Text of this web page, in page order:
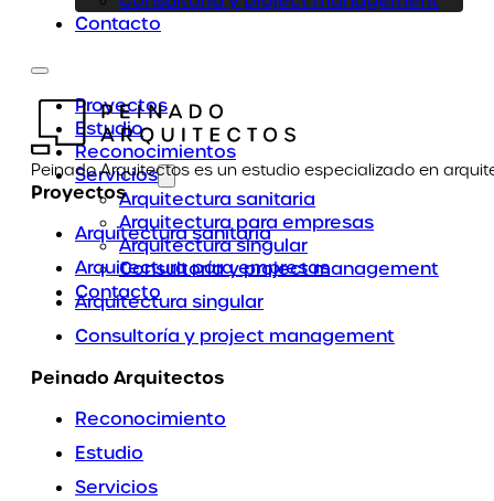
Contacto
Proyectos
Estudio
Reconocimientos
Servicios
Arquitectura sanitaria
Arquitectura para empresas
Arquitectura singular
Consultoría y project management
Contacto
Peinado Arquitectos es un estudio especializado en
Proyectos
Arquitectura sanitaria
Arquitectura para empresas
Arquitectura singular
Consultoría y project management
Peinado Arquitectos
Reconocimiento
Estudio
Servicios